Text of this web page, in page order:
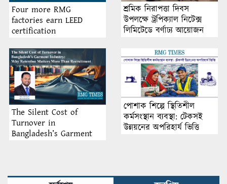
Four more RMG
factories earn LEED
certification
শ্রমিক নিরাপত্তা দিবস
উপলক্ষে ট্রপিক্যাল নিটেক্স
লিমিটেডে বর্ণাঢ্য আয়োজন
The Silent Cost of
Turnover in
Bangladesh’s Garment
পোশাক শিল্পে স্থিতিশীল
কর্মসংস্থান ব্যবস্থা: টেকসই
উন্নয়নের অপরিহার্য ভিত্তি